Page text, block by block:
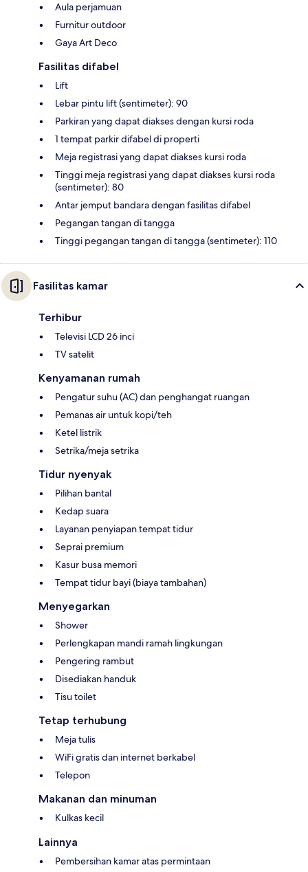
Aula perjamuan
Furnitur outdoor
Gaya Art Deco
Fasilitas difabel
Lift
Lebar pintu lift (sentimeter): 90
Parkiran yang dapat diakses dengan kursi roda
1 tempat parkir difabel di properti
Meja registrasi yang dapat diakses kursi roda
Tinggi meja registrasi yang dapat diakses kursi roda
(sentimeter): 80
Antar jemput bandara dengan fasilitas difabel
Pegangan tangan di tangga
Tinggi pegangan tangan di tangga (sentimeter): 110
Fasilitas kamar
Terhibur
Televisi LCD 26 inci
TV satelit
Kenyamanan rumah
Pengatur suhu (AC) dan penghangat ruangan
Pemanas air untuk kopi/teh
Ketel listrik
Setrika/meja setrika
Tidur nyenyak
Pilihan bantal
Kedap suara
Layanan penyiapan tempat tidur
Seprai premium
Kasur busa memori
Tempat tidur bayi (biaya tambahan)
Menyegarkan
Shower
Perlengkapan mandi ramah lingkungan
Pengering rambut
Disediakan handuk
Tisu toilet
Tetap terhubung
Meja tulis
WiFi gratis dan internet berkabel
Telepon
Makanan dan minuman
Kulkas kecil
Lainnya
Pembersihan kamar atas permintaan